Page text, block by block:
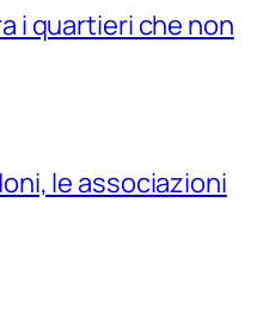
i quartieri che non
le associazioni